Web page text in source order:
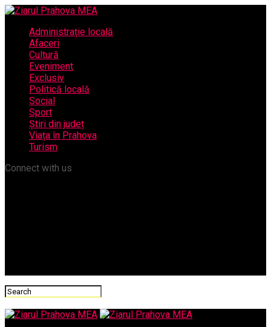
Administrație locală
Afaceri
Cultură
Eveniment
Exclusiv
Politică locală
Social
Sport
Știri din județ
Viața în Prahova
Turism
Connect with us